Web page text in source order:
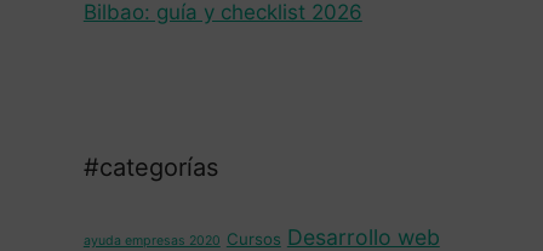
Bilbao: guía y checklist 2026
#categorías
ayuda empresas 2020 Cursos Desarrollo web